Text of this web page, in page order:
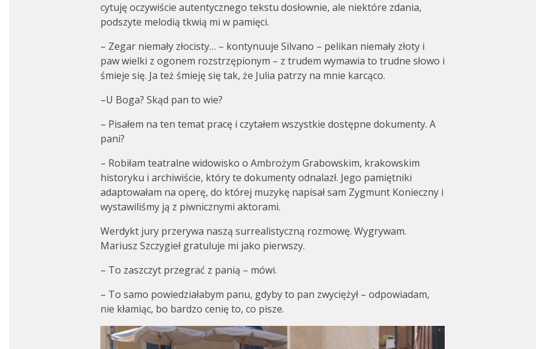
cytuję oczywiście autentycznego tekstu dosłownie, ale niektóre zdania,
podszyte melodią tkwią mi w pamięci.
– Zegar niemały złocisty… – kontynuuje Silvano – pelikan niemały złoty i
paw wielki z ogonem rozstrzępionym – z trudem wymawia to trudne słowo i
śmieje się. Ja też śmieję się tak, że Julia patrzy na mnie karcąco.
–U Boga? Skąd pan to wie?
– Pisałem na ten temat pracę i czytałem wszystkie dostępne dokumenty. A
pani?
– Robiłam teatralne widowisko o Ambrożym Grabowskim, krakowskim
historyku i archiwiście, który te dokumenty odnalazł. Jego pamiętniki
adaptowałam na operę, do której muzykę napisał sam Zygmunt Konieczny i
wystawiliśmy ją z piwnicznymi aktorami.
Werdykt jury przerywa naszą surrealistyczną rozmowę. Wygrywam.
Mariusz Szczygieł gratuluje mi jako pierwszy.
– To zaszczyt przegrać z panią – mówi.
– To samo powiedziałabym panu, gdyby to pan zwyciężył – odpowiadam,
nie kłamiąc, bo bardzo cenię to, co pisze.